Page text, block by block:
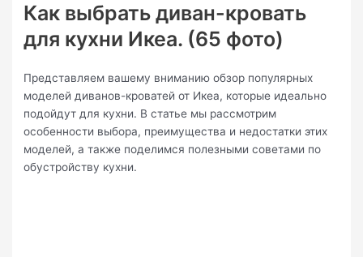
Как выбрать диван-кровать
для кухни Икеа. (65 фото)
Представляем вашему вниманию обзор популярных
моделей диванов-кроватей от Икеа, которые идеально
подойдут для кухни. В статье мы рассмотрим
особенности выбора, преимущества и недостатки этих
моделей, а также поделимся полезными советами по
обустройству кухни.